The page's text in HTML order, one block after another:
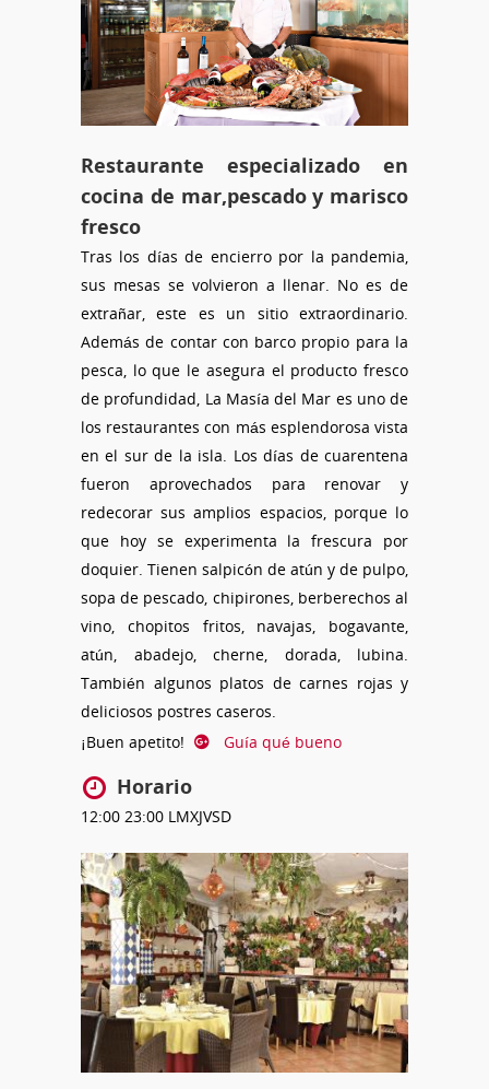
Restaurante especializado en
cocina de mar,pescado y marisco
fresco
Tras los días de encierro por la pandemia,
sus mesas se volvieron a llenar. No es de
extrañar, este es un sitio extraordinario.
Además de contar con barco propio para la
pesca, lo que le asegura el producto fresco
de profundidad, La Masía del Mar es uno de
los restaurantes con más esplendorosa vista
en el sur de la isla. Los días de cuarentena
fueron aprovechados para renovar y
redecorar sus amplios espacios, porque lo
que hoy se experimenta la frescura por
doquier. Tienen salpicón de atún y de pulpo,
sopa de pescado, chipirones, berberechos al
vino, chopitos fritos, navajas, bogavante,
atún, abadejo, cherne, dorada, lubina.
También algunos platos de carnes rojas y
deliciosos postres caseros.
¡Buen apetito!
Guía qué bueno
Horario
12:00 23:00 LMXJVSD